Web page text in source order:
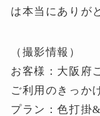
は本当にありが
（撮影情報）
お客様：大阪府
ご利用のきっか
プラン：色打掛